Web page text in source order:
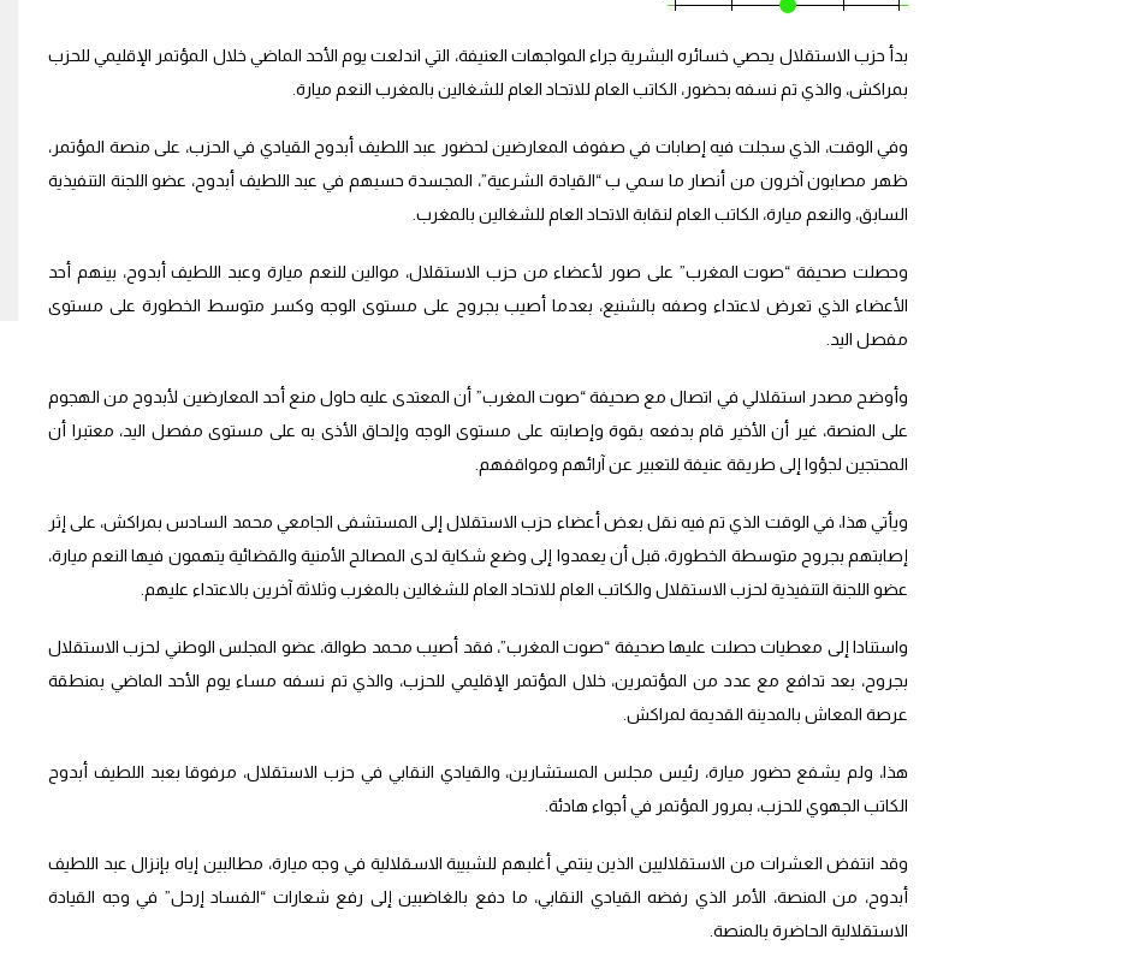
بدأ حزب الاستقلال يحصي خسائره البشرية جراء المواجهات العنيفة، التي اندلعت يوم الأحد الماضي خلال المؤتمر الإقليمي للحزب
بمراكش، والذي تم نسفه بحضور، الكاتب العام للاتحاد العام للشغالين بالمغرب النعم ميارة.
وفي الوقت، الذي سجلت فيه إصابات في صفوف المعارضين لحضور عبد اللطيف أبدوح القيادي في الحزب، على منصة المؤتمر،
ظهر مصابون آخرون من أنصار ما سمي ب “القيادة الشرعية”، المجسدة حسبهم في عبد اللطيف أبدوح، عضو اللجنة التنفيذية
السابق، والنعم ميارة، الكاتب العام لنقابة الاتحاد العام للشغالين بالمغرب.
وحصلت صحيفة “صوت المغرب” على صور لأعضاء من حزب الاستقلال، موالين للنعم ميارة وعبد اللطيف أبدوح، بينهم أحد
الأعضاء الذي تعرض لاعتداء وصفه بالشنيع، بعدما أصيب بجروح على مستوى الوجه وكسر متوسط الخطورة على مستوى
مفصل اليد.
وأوضح مصدر استقلالي في اتصال مع صحيفة “صوت المغرب” أن المعتدى عليه حاول منع أحد المعارضين لأبدوح من الهجوم
على المنصة، غير أن الأخير قام بدفعه بقوة وإصابته على مستوى الوجه وإلحاق الأذى به على مستوى مفصل اليد، معتبرا أن
المحتجين لجؤوا إلى طريقة عنيفة للتعبير عن آرائهم ومواقفهم.
ويأتي هذا، في الوقت الذي تم فيه نقل بعض أعضاء حزب الاستقلال إلى المستشفى الجامعي محمد السادس بمراكش، على إثر
إصابتهم بجروح متوسطة الخطورة، قبل أن يعمدوا إلى وضع شكاية لدى المصالح الأمنية والقضائية يتهمون فيها النعم ميارة،
عضو اللجنة التنفيذية لحزب الاستقلال والكاتب العام للاتحاد العام للشغالين بالمغرب وثلاثة آخرين بالاعتداء عليهم.
واستنادا إلى معطيات حصلت عليها صحيفة “صوت المغرب”، فقد أصيب محمد طوالة، عضو المجلس الوطني لحزب الاستقلال
بجروح، بعد تدافع مع عدد من المؤتمرين، خلال المؤتمر الإقليمي للحزب، والذي تم نسفه مساء يوم الأحد الماضي بمنطقة
عرصة المعاش بالمدينة القديمة لمراكش.
هذا، ولم يشفع حضور ميارة، رئيس مجلس المستشارين، والقيادي النقابي في حزب الاستقلال، مرفوقا بعبد اللطيف أبدوح
الكاتب الجهوي للحزب، بمرور المؤتمر في أجواء هادئة.
وقد انتفض العشرات من الاستقلاليين الذين ينتمي أغلبهم للشبيبة الاسقلالية في وجه ميارة، مطالبين إياه بإنزال عبد اللطيف
أبدوح، من المنصة، الأمر الذي رفضه القيادي النقابي، ما دفع بالغاضبين إلى رفع شعارات “الفساد إرحل” في وجه القيادة
الاستقلالية الحاضرة بالمنصة.